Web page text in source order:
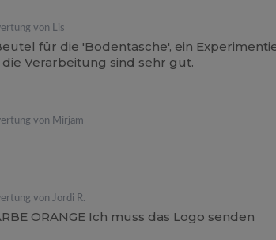
von Lis
für die 'Bodentasche', ein
Verarbeitung sind sehr gut.
von Mirjam
von Jordi R.
ORANGE Ich muss das Logo senden